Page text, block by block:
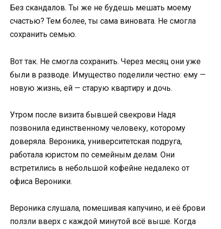
Без скандалов. Ты же не будешь мешать моему
счастью? Тем более, ты сама виновата. Не смогла
сохранить семью.
Вот так. Не смогла сохранить. Через месяц они уже
были в разводе. Имущество поделили честно: ему —
новую жизнь, ей — старую квартиру и дочь.
Утром после визита бывшей свекрови Надя
позвонила единственному человеку, которому
доверяла. Вероника, университетская подруга,
работала юристом по семейным делам. Они
встретились в небольшой кофейне недалеко от
офиса Вероники.
Вероника слушала, помешивая капучино, и её брови
ползли вверх с каждой минутой всё выше. Когда